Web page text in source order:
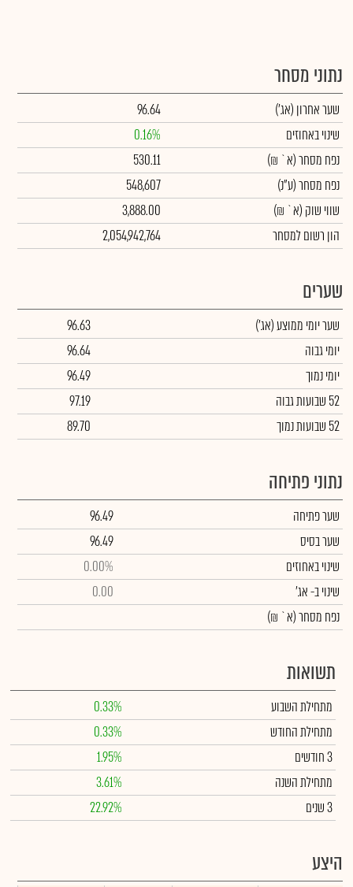
נתוני מסחר
שער אחרון (אג')
96.64
שינוי באחוזים
0.16%
נפח מסחר(א` ₪)
530.11
נפח מסחר(ע"נ)
548,607
שווי שוק (א` ₪)
3,888.00
הון רשום למסחר
2,054,942,764
שערים
שער יומי ממוצע(אג')
96.63
יומי גבוה
96.64
יומי נמוך
96.49
52 שבועות גבוה
97.19
52 שבועות נמוך
89.70
נתוני פתיחה
שער פתיחה
96.49
שער בסיס
96.49
שינוי באחוזים
0.00%
שינויב- אג'
0.00
נפח מסחר(א` ₪)
תשואות
מתחילת השבוע
0.33%
מתחילת החודש
0.33%
3 חודשים
1.95%
מתחילת השנה
3.61%
3 שנים
22.92%
היצע